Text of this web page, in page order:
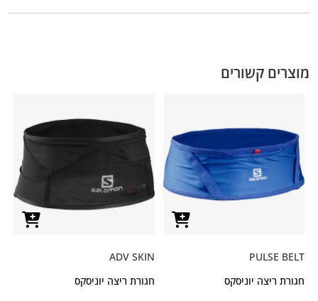
מוצרים קשורים
PULSE BELT
חגורת ריצה יוניסקס
ADV SKIN
חגורת ריצה יוניסקס